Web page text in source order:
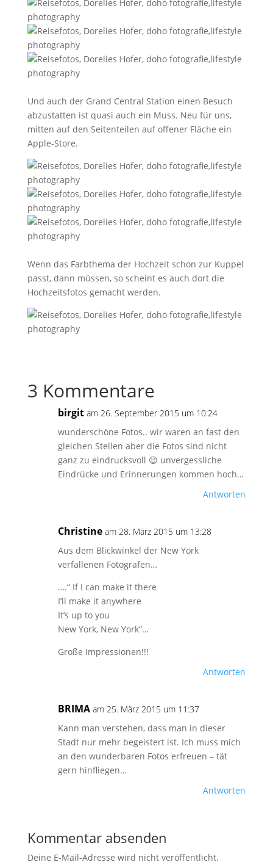
Und auch der Grand Central Station einen Besuch
abzustatten ist quasi auch ein Muss. Neu für uns,
mitten auf den Seitenteilen auf offener Fläche ein
Apple-Store.
Wenn das Farbthema der Hochzeit schon zur Kuppel
passt, dann müssen, so scheint es auch dort die
Hochzeitsfotos gemacht werden.
3 Kommentare
birgit am 26. September 2015 um 10:24
wunderschöne Fotos.. wir waren an fast den
gleichen Stellen aber die Fotos sind nicht
ganz zu eindrucksvoll 😉 unvergessliche
Eindrücke und Erinnerungen kommen hoch…
Antworten
Christine am 28. März 2015 um 13:28
Aus dem Blickwinkel der New York
verfallenen Fotografen…
….“ If I can make it there
I’ll make it anywhere
It’s up to you
New York, New York“…
Große Impressionen!!!
Antworten
BRIMA am 25. März 2015 um 11:37
Kann man verstehen, dass man in dieser
Stadt nur mehr begeistert ist. Ich muss mich
an den wunderbaren Fotos erfreuen – tät
gern hinfliegen…
Antworten
Kommentar absenden
Deine E-Mail-Adresse wird nicht veröffentlicht.